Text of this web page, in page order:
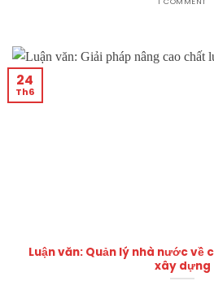
Luận văn: Quản lý nhà nước
xây dựng
24
Th6